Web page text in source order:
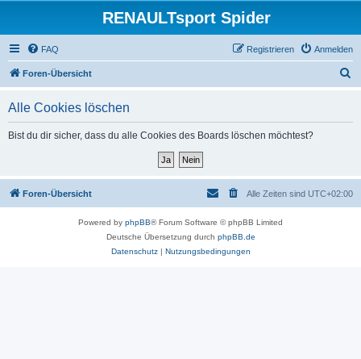
RENAULTsport Spider
FAQ Anmelden
Registrieren
Foren-Übersicht
Alle Cookies löschen
Bist du dir sicher, dass du alle Cookies des Boards löschen möchtest?
Foren-Übersicht Alle Zeiten sind UTC+02:00
Powered by phpBB® Forum Software © phpBB Limited
Deutsche Übersetzung durch phpBB.de
Datenschutz| Nutzungsbedingungen